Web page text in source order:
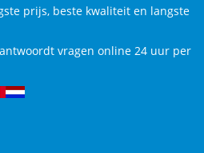
prijs, beste kwaliteit en langste
vragen online 24 uur per